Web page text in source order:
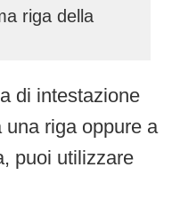
riga della
di intestazione
riga oppure a
puoi utilizzare